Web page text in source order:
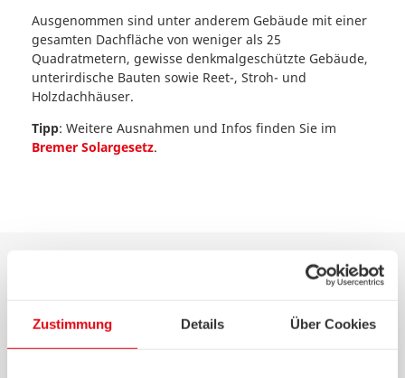
Zustimmung Details Über Cookies
Ausgenommen sind unter anderem Gebäude mit einer
gesamten Dachfläche von weniger als 25
Quadratmetern, gewisse denkmalgeschützte Gebäude,
unterirdische Bauten sowie Reet-, Stroh- und
Holzdachhäuser.
Tipp: Weitere Ausnahmen und Infos finden Sie im
Bremer Solargesetz.
Solarpflicht in Niedersachsen